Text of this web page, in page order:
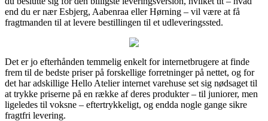
end du er nær Esbjerg, Aabenraa eller Hørning – vil være at få
fragtmanden til at levere bestillingen til et udleveringssted.
Det er jo efterhånden temmelig enkelt for internetbrugere at finde
frem til de bedste priser på forskellige forretninger på nettet, og for
det har adskillige Hello Atelier internet varehuse set sig nødsaget til
at trykke priserne på en række af deres produkter – til juniorer, men
ligeledes til voksne – eftertrykkeligt, og endda nogle gange sikre
fragtfri levering.